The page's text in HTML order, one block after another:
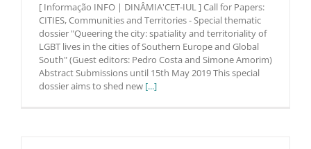
[ Informação INFO | DINÂMIA'CET-IUL ] Call for Papers:
CITIES, Communities and Territories - Special thematic
dossier "Queering the city: spatiality and territoriality of
LGBT lives in the cities of Southern Europe and Global
South" (Guest editors: Pedro Costa and Simone Amorim)
Abstract Submissions until 15th May 2019 This special
dossier aims to shed new [...]